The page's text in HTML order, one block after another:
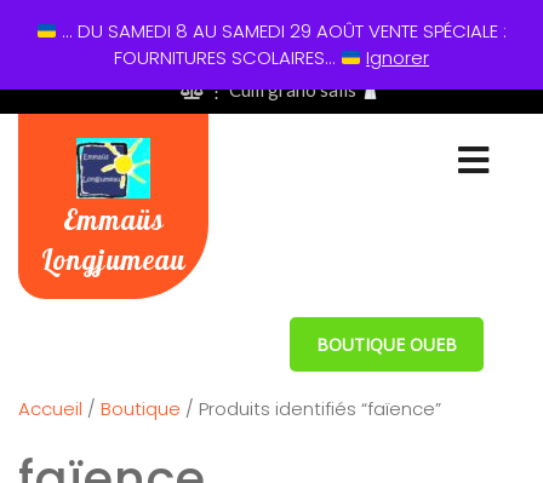
01 60 49 13 60
⋮ Cum grano salis
Emmaüs
Longjumeau
BOUTIQUE OUEB
Accueil / Boutique / Produits identifiés “faïence”
... DU SAMEDI 8 AU SAMEDI 29 AOÛT VENTE SPÉCIALE :
FOURNITURES SCOLAIRES...
Ignorer